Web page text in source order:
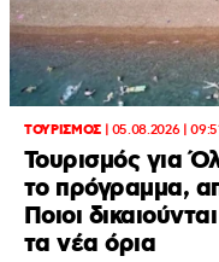
ΤΟΥΡΙΣΜΟΣ| 05.08.2026 |
Τουρισμός για
το πρόγραμμα,
Ποιοι
τα νέα όρια